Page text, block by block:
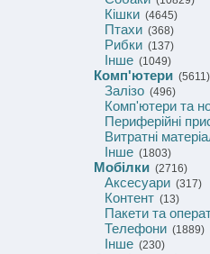
Кішки (4645)
Птахи (368)
Рибки (137)
Інше (1049)
Комп'ютери (5611)
Залізо (496)
Комп'ютери та
Периферійні
Витратні
Інше (1803)
Мобілки (2716)
Аксесуари (317)
Контент (13)
Пакети та
Телефони (1889)
Інше (230)